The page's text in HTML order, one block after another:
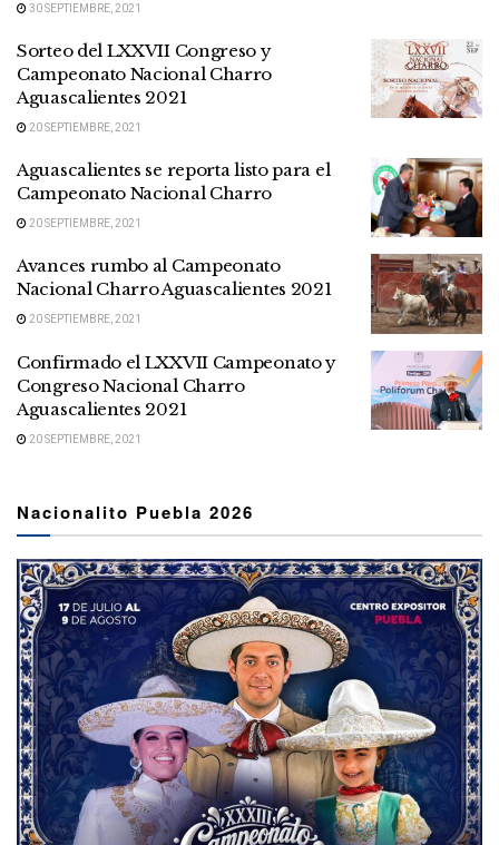
30 SEPTIEMBRE, 2021
Sorteo del LXXVII Congreso y
Campeonato Nacional Charro
Aguascalientes 2021
20 SEPTIEMBRE, 2021
Aguascalientes se reporta listo para el
Campeonato Nacional Charro
20 SEPTIEMBRE, 2021
Avances rumbo al Campeonato
Nacional Charro Aguascalientes 2021
20 SEPTIEMBRE, 2021
Confirmado el LXXVII Campeonato y
Congreso Nacional Charro
Aguascalientes 2021
20 SEPTIEMBRE, 2021
Nacionalito Puebla 2026